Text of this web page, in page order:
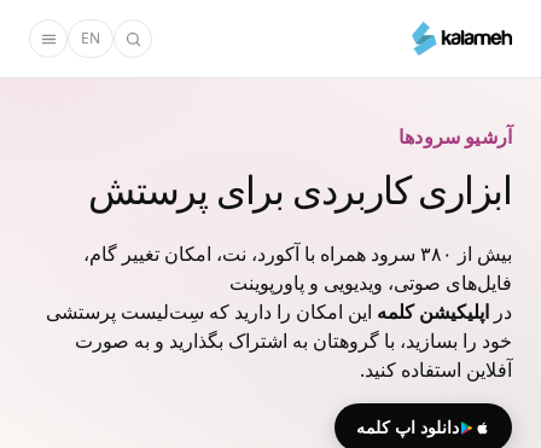
محتوای
EN
آرشیو سرودها
ابزاری کاربردی برای پرستش
بیش از ۳۸۰ سرود همراه با آکورد، نت، امکان تغییر گام،
فایل‌های صوتی، ویدیویی و پاورپوینت
در اپلیکیشن کلمه این امکان را دارید که سِت‌لیست پرستشی
خود را بسازید، با گروهتان به اشتراک بگذارید و به صورت
آفلاین استفاده کنید.
دانلود اپ کلمه